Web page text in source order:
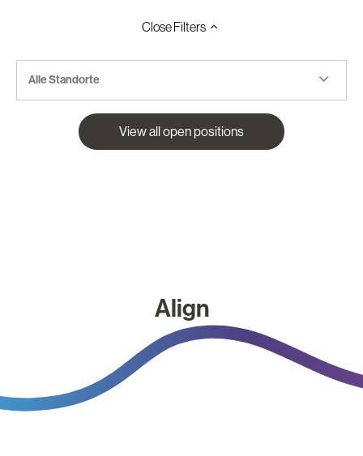
CloseFilters
Alle Standorte
View all open positions
Align